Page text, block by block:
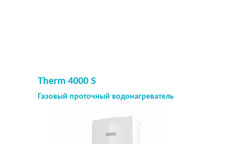
Therm 4000 S
Газовый проточный водонагреватель